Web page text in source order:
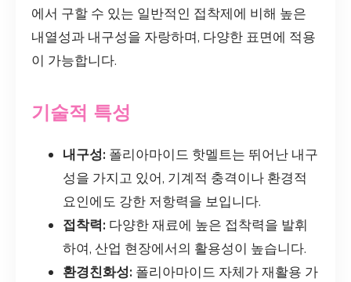
에서 구할 수 있는 일반적인 접착제에 비해 높은
내열성과 내구성을 자랑하며, 다양한 표면에 적용
이 가능합니다.
기술적 특성
내구성: 폴리아마이드 핫멜트는 뛰어난 내구
성을 가지고 있어, 기계적 충격이나 환경적
요인에도 강한 저항력을 보입니다.
접착력: 다양한 재료에 높은 접착력을 발휘
하여, 산업 현장에서의 활용성이 높습니다.
환경친화성: 폴리아마이드 자체가 재활용 가